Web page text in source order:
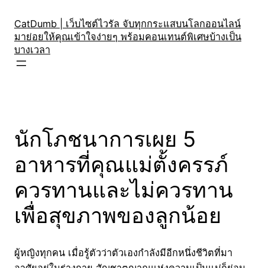
content
CatDumb | เว็บไซต์ไวรัล จับทุกกระแสบนโลกออนไลน์
มาย่อยให้คุณเข้าใจง่ายๆ พร้อมคอนเทนต์พิเศษบ้างเป็น
บางเวลา
นักโภชนาการเผย 5
อาหารที่คุณแม่ตั้งครรภ์
ควรทานและไม่ควรทาน
เพื่อสุขภาพของลูกน้อย
ผู้หญิงทุกคน เมื่อรู้ตัวว่าตัวเองกำลังมีอีกหนึ่งชีวิตที่มา